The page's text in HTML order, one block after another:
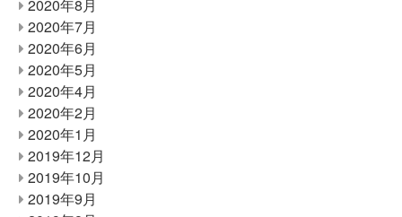
2020年8月
2020年7月
2020年6月
2020年5月
2020年4月
2020年2月
2020年1月
2019年12月
2019年10月
2019年9月